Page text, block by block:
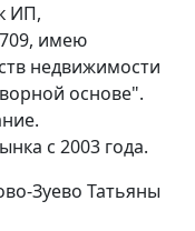
ИП,
имею
недвижимости
основе".
с 2003 года.
Зуево Татьяны